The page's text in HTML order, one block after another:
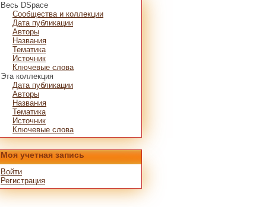
Весь DSpace
Сообщества и коллекции
Дата публикации
Авторы
Названия
Тематика
Источник
Ключевые слова
Эта коллекция
Дата публикации
Авторы
Названия
Тематика
Источник
Ключевые слова
Моя учетная запись
Войти
Регистрация